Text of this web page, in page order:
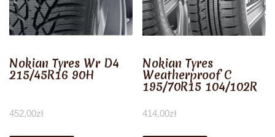
Nokian Tyres Wr D4
215/45R16 90H
452,00zł
Nokian Tyres
Weatherproof C
195/70R15 104/102R
414,00zł